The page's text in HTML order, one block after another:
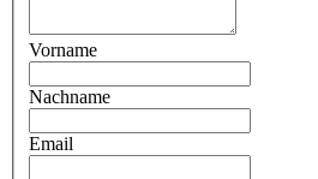
Vorname
Nachname
Email